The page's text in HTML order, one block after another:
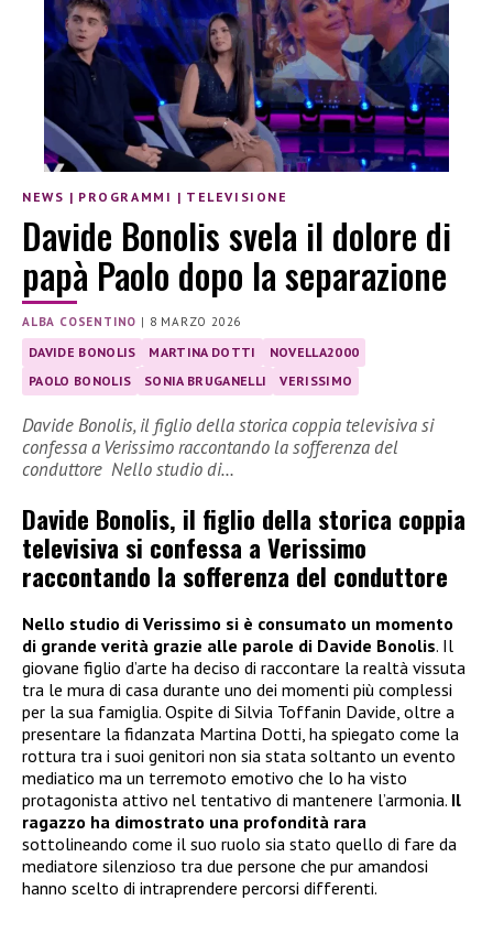
NEWS | PROGRAMMI | TELEVISIONE
Davide Bonolis svela il dolore di
papà Paolo dopo la separazione
ALBA COSENTINO | 8 MARZO 2026
DAVIDE BONOLIS MARTINA DOTTI
NOVELLA2000
PAOLO BONOLIS
SONIA BRUGANELLI VERISSIMO
Davide Bonolis, il figlio della storica coppia televisiva si
confessa a Verissimo raccontando la sofferenza del
conduttore Nello studio di…
Davide Bonolis, il figlio della storica coppia
televisiva si confessa a Verissimo
raccontando la sofferenza del conduttore
Nello studio di Verissimo si è consumato un momento
di grande verità grazie alle parole di Davide Bonolis. Il
giovane figlio d’arte ha deciso di raccontare la realtà vissuta
tra le mura di casa durante uno dei momenti più complessi
per la sua famiglia. Ospite di Silvia Toffanin Davide, oltre a
presentare la fidanzata Martina Dotti, ha spiegato come la
rottura tra i suoi genitori non sia stata soltanto un evento
mediatico ma un terremoto emotivo che lo ha visto
protagonista attivo nel tentativo di mantenere l’armonia. Il
ragazzo ha dimostrato una profondità rara
sottolineando come il suo ruolo sia stato quello di fare da
mediatore silenzioso tra due persone che pur amandosi
hanno scelto di intraprendere percorsi differenti.